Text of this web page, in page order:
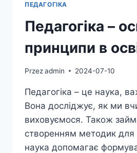
ПЕДАГОГІКА
Педагогіка –
принципи в
Przezadmin 2024-07-10
Педагогіка – це наука,
Вона досліджує, як ми
виховуємося. Також
створенням методик
наука допомагає